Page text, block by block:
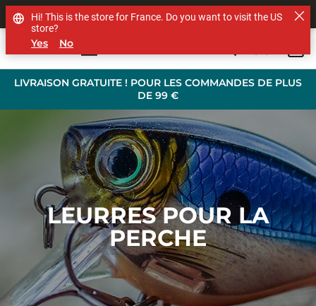
LIVRAISON GRATUITE ! POUR LES COMMANDES DE PLUS
DE 99 €
SHOP OTHER BRANDS
LEURRES POUR LA
PERCHE
Hi! This is the store for France. Do you want to visit the US
store?
Yes No